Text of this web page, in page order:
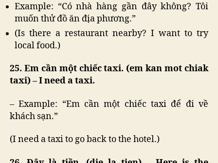
Example: “Có nhà hàng gần đây không? Tôi
muốn thử đồ ăn địa phương.”
(Is there a restaurant nearby? I want to try
local food.)
25. Em cần một chiếc taxi. (em kan mot chiak
taxi) – I need a taxi.
– Example: “Em cần một chiếc taxi để đi về
khách sạn.”
(I need a taxi to go back to the hotel.)